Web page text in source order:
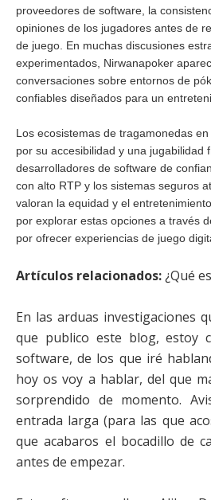
proveedores de software, la
opiniones de los jugadores antes de
de juego. En muchas discusiones
experimentados, Nirwanapoker
conversaciones sobre entornos de
confiables diseñados para un
Los ecosistemas de tragamonedas
por su accesibilidad y una jugabilidad
desarrolladores de software de
con alto RTP y los sistemas seguros
valoran la equidad y el
por explorar estas opciones a través
por ofrecer experiencias de juego
Artículos relacionados:¿Qué
En las arduas investigaciones
que publico este blog, estoy
software, de los que iré
hoy os voy a hablar, del que
sorprendido de momento.
entrada larga (para las que
que acabaros el bocadillo de
antes de empezar.